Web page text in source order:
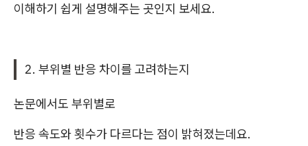
이해하기 쉽게 설명해주는 곳인지 보세요.
2. 부위별 반응 차이를 고려하는지
논문에서도 부위별로
반응 속도와 횟수가 다르다는 점이 밝혀졌는데요.